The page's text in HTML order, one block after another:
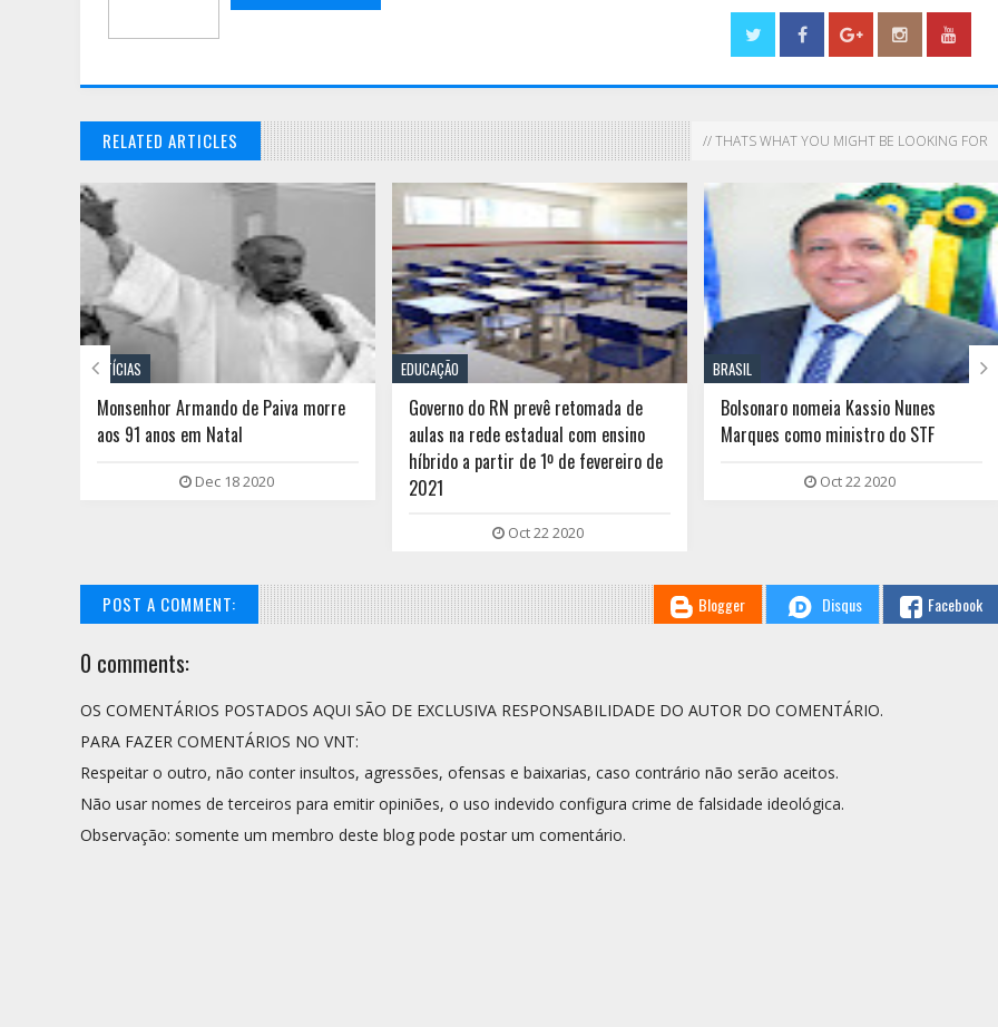
RELATED ARTICLES // THATS WHAT YOU MIGHT BE LOOKING FOR
NOTÍCIAS
Monsenhor Armando de Paiva morre
aos 91 anos em Natal
Dec 18 2020
EDUCAÇÃO
Governo do RN prevê retomada de
aulas na rede estadual com ensino
híbrido a partir de 1º de fevereiro de
2021
Oct 22 2020
BRASIL
Bolsonaro nomeia Kassio Nunes
Marques como ministro do STF
Oct 22 2020
 
POST A COMMENT: Blogger Disqus Facebook
0 comments:
OS COMENTÁRIOS POSTADOS AQUI SÃO DE EXCLUSIVA RESPONSABILIDADE DO AUTOR DO COMENTÁRIO.
PARA FAZER COMENTÁRIOS NO VNT:
Respeitar o outro, não conter insultos, agressões, ofensas e baixarias, caso contrário não serão aceitos.
Não usar nomes de terceiros para emitir opiniões, o uso indevido configura crime de falsidade ideológica.
Observação: somente um membro deste blog pode postar um comentário.